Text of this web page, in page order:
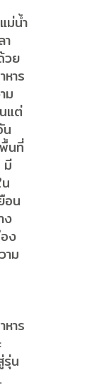
ม่น้ำ
า
วย
าร
ม
แต่
นที่
มี
อน
ง
ง
าม
าร
น